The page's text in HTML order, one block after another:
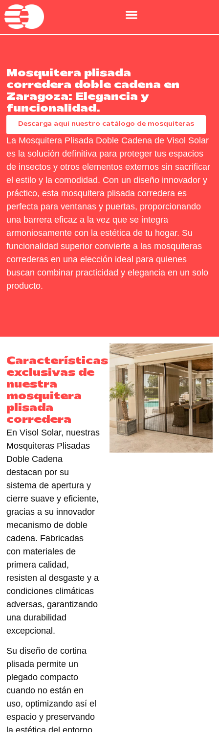
Mosquitera plisada
corredera doble cadena en
Zaragoza: Elegancia y
funcionalidad.
Descarga aquí nuestro catálogo de mosquiteras
La Mosquitera Plisada Doble Cadena de Visol Solar
es la solución definitiva para proteger tus espacios
de insectos y otros elementos externos sin sacrificar
el estilo y la comodidad. Con un diseño innovador y
práctico, esta mosquitera plisada corredera es
perfecta para ventanas y puertas, proporcionando
una barrera eficaz a la vez que se integra
armoniosamente con la estética de tu hogar. Su
funcionalidad superior convierte a las mosquiteras
correderas en una elección ideal para quienes
buscan combinar practicidad y elegancia en un solo
producto.
Características
exclusivas de
nuestra
mosquitera
plisada
corredera
En Visol Solar, nuestras
Mosquiteras Plisadas
Doble Cadena
destacan por su
sistema de apertura y
cierre suave y eficiente,
gracias a su innovador
mecanismo de doble
cadena. Fabricadas
con materiales de
primera calidad,
resisten al desgaste y a
condiciones climáticas
adversas, garantizando
una durabilidad
excepcional.
Su diseño de cortina
plisada permite un
plegado compacto
cuando no están en
uso, optimizando así el
espacio y preservando